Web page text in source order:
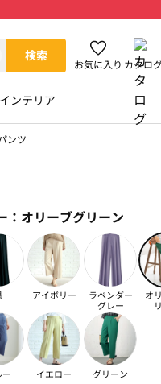
検索
お気に入り カタロ
インテリア
ンツ
： オリーブグリーン
アイボリー
ラベンダー
グレー
オ
ー イエロー グリーン